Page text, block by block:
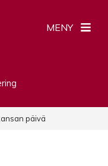
MENY
päivä